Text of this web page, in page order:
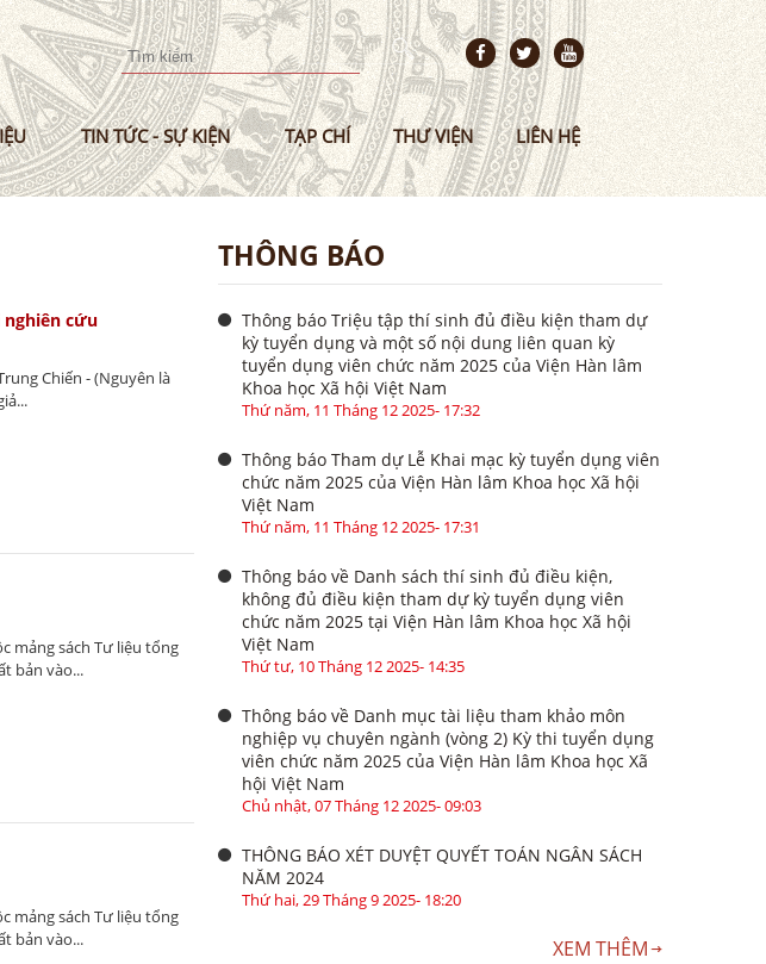
TIN TỨC - SỰ KIỆN TẠP CHÍ THƯ VIỆN LIÊN HỆ
nghiên cứu
Chiến - (Nguyên là
mảng sách Tư liệu tổng
bản vào...
mảng sách Tư liệu tổng
bản vào...
THÔNG BÁO
Thông báo Triệu tập thí sinh đủ điều kiện tham dự
kỳ tuyển dụng và một số nội dung liên quan kỳ
tuyển dụng viên chức năm 2025 của Viện Hàn lâm
Khoa học Xã hội Việt Nam
Thứ năm, 11 Tháng 12 2025- 17:32
Thông báo Tham dự Lễ Khai mạc kỳ tuyển dụng viên
chức năm 2025 của Viện Hàn lâm Khoa học Xã hội
Việt Nam
Thứ năm, 11 Tháng 12 2025- 17:31
Thông báo về Danh sách thí sinh đủ điều kiện,
không đủ điều kiện tham dự kỳ tuyển dụng viên
chức năm 2025 tại Viện Hàn lâm Khoa học Xã hội
Việt Nam
Thứ tư, 10 Tháng 12 2025- 14:35
Thông báo về Danh mục tài liệu tham khảo môn
nghiệp vụ chuyên ngành (vòng 2) Kỳ thi tuyển dụng
viên chức năm 2025 của Viện Hàn lâm Khoa học Xã
hội Việt Nam
Chủ nhật, 07 Tháng 12 2025- 09:03
THÔNG BÁO XÉT DUYỆT QUYẾT TOÁN NGÂN SÁCH
NĂM 2024
Thứ hai, 29 Tháng 9 2025- 18:20
XEM THÊM